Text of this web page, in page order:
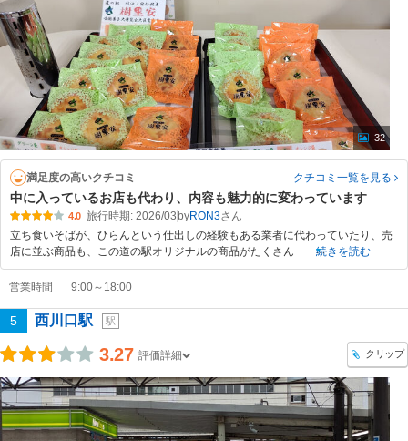
32
満足度の高いクチコミ クチコミ一覧を見る
中に入っているお店も代わり、内容も魅力的に変わっています
4.0 旅行時期: 2026/03 byRON3
立ち食いそばが、ひらんという仕出しの経験もある業者に代わっていたり、売
店に並ぶ商品も、この道の駅オリジナルの商品がたくさん
続きを読む
営業時間 9:00～18:00
5 西川口駅 駅
3.27 評価詳細 クリップ